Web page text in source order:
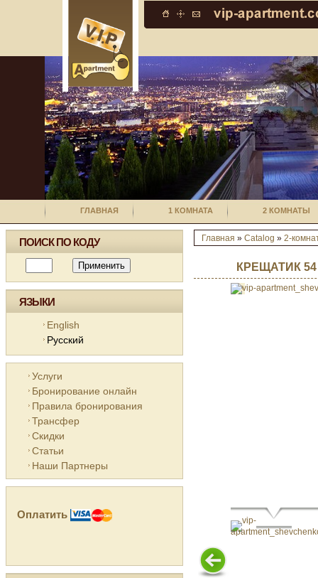
ГЛАВНАЯ 1 КОМНАТА 2 КОМНАТЫ
ПОИСК ПО КОДУ
ЯЗЫКИ
English
Русский
Услуги
Бронирование онлайн
Правила бронирования
Трансфер
Скидки
Статьи
Наши Партнеры
Оплатить
Главная » Catalog » 2-
КРЕЩАТИК 54